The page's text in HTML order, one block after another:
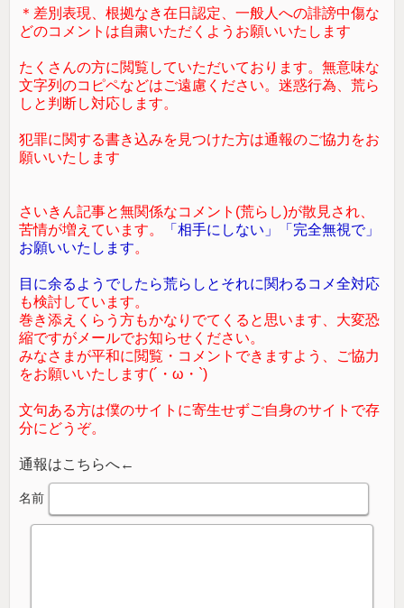
＊差別表現、根拠なき在日認定、一般人への誹謗中傷な
どのコメントは自粛いただくようお願いいたします
たくさんの方に閲覧していただいております。無意味な
文字列のコピペなどはご遠慮ください。迷惑行為、荒ら
しと判断し対応します。
犯罪に関する書き込みを見つけた方は通報のご協力をお
願いいたします
さいきん記事と無関係なコメント(荒らし)が散見され、
苦情が増えています。
「相手にしない」「完全無視で」
お願いいたします。
目に余るようでしたら荒らしとそれに関わるコメ全対応
も検討しています。
巻き添えくらう方もかなりでてくると思います、大変恐
縮ですがメールでお知らせください。
みなさまが平和に閲覧・コメントできますよう、ご協力
をお願いいたします(´・ω・`)
文句ある方は僕のサイトに寄生せずご自身のサイトで存
分にどうぞ。
通報はこちらへ←
名前